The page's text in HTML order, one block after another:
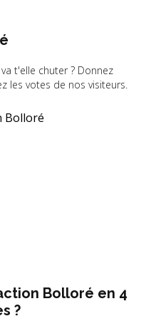
t'elle chuter ? Donnez
les votes de nos visiteurs.
Bolloré
Bolloré en 4
?